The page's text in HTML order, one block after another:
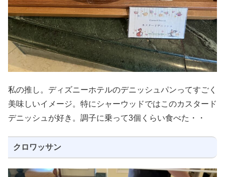
私の推し。ディズニーホテルのデニッシュパンってすごく
美味しいイメージ。特にシャーウッドではこのカスタード
デニッシュが好き。調子に乗って3個くらい食べた・・
クロワッサン